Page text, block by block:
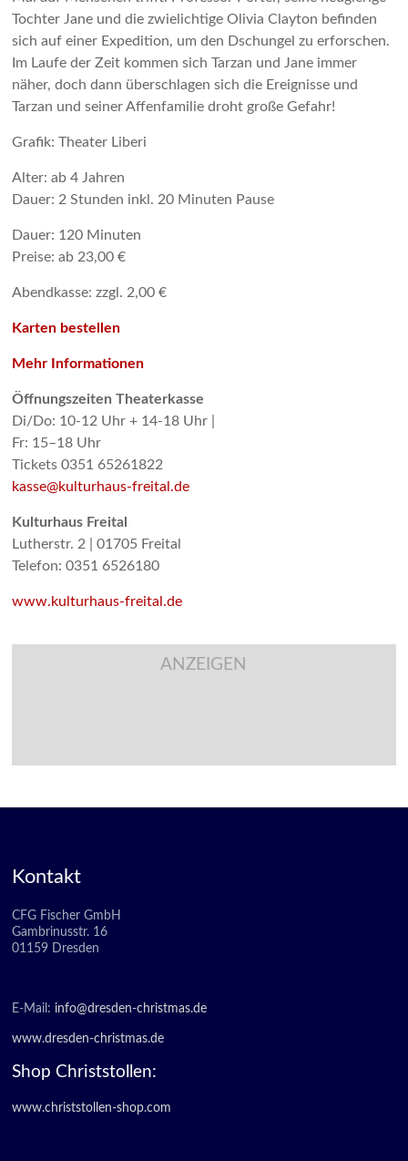
Tochter Jane und die zwielichtige Olivia Clayton befinden
sich auf einer Expedition, um den Dschungel zu erforschen.
Im Laufe der Zeit kommen sich Tarzan und Jane immer
näher, doch dann überschlagen sich die Ereignisse und
Tarzan und seiner Affenfamilie droht große Gefahr!
Grafik: Theater Liberi
Alter: ab 4 Jahren
Dauer: 2 Stunden inkl. 20 Minuten Pause
Dauer: 120 Minuten
Preise: ab 23,00 €
Abendkasse: zzgl. 2,00 €
Karten bestellen
Mehr Informationen
Öffnungszeiten Theaterkasse
Di/Do: 10-12 Uhr + 14-18 Uhr |
Fr: 15–18 Uhr
Tickets 0351 65261822
kasse@kulturhaus-freital.de
Kulturhaus Freital
Lutherstr. 2 | 01705 Freital
Telefon: 0351 6526180
www.kulturhaus-freital.de
ANZEIGEN
Kontakt
CFG Fischer GmbH
Gambrinusstr. 16
01159 Dresden
E-Mail: info@dresden-christmas.de
www.dresden-christmas.de
Shop Christstollen:
www.christstollen-shop.com